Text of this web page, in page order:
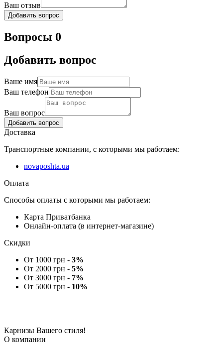
Ваш отзыв
Добавить вопрос
Вопросы 0
Добавить вопрос
Ваше имя
Ваш телефон
Ваш вопрос
Добавить вопрос
Доставка
Транспортные компании, с которыми мы работаем:
novaposhta.ua
Оплата
Способы оплаты с которыми мы работаем:
Карта Приватбанка
Онлайн-оплата (в интернет-магазине)
Скидки
От 1000 грн - 3%
От 2000 грн - 5%
От 3000 грн - 7%
От 5000 грн - 10%
Карнизы Вашего стиля!
О компании